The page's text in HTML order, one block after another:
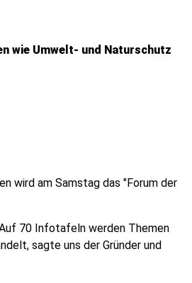
wie Umwelt- und Naturschutz
wird am Samstag das "Forum der
70 Infotafeln werden Themen
sagte uns der Gründer und